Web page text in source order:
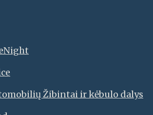
Žibintai ir kėbulo dalys